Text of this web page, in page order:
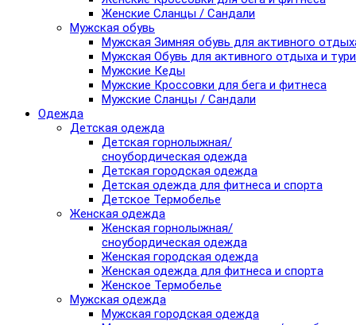
Женские Сланцы / Сандали
Мужская обувь
Мужская Зимняя обувь для активного
Мужская Обувь для активного отдыха и
Мужские Кеды
Мужские Кроссовки для бега и фитнеса
Мужские Сланцы / Сандали
Одежда
Детская одежда
Детская горнолыжная/
сноубордическая одежда
Детская городская одежда
Детская одежда для фитнеса и спорта
Детское Термобелье
Женская одежда
Женская горнолыжная/
сноубордическая одежда
Женская городская одежда
Женская одежда для фитнеса и спорта
Женское Термобелье
Мужская одежда
Мужская городская одежда